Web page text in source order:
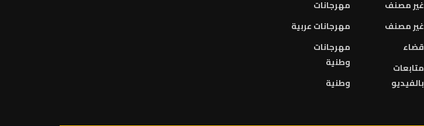
غير مصنف
غير مصنف
قضاء
متابعات
بالفيديو
مهرجانات
مهرجانات عربية
مهرجانات
وطنية
وطنية